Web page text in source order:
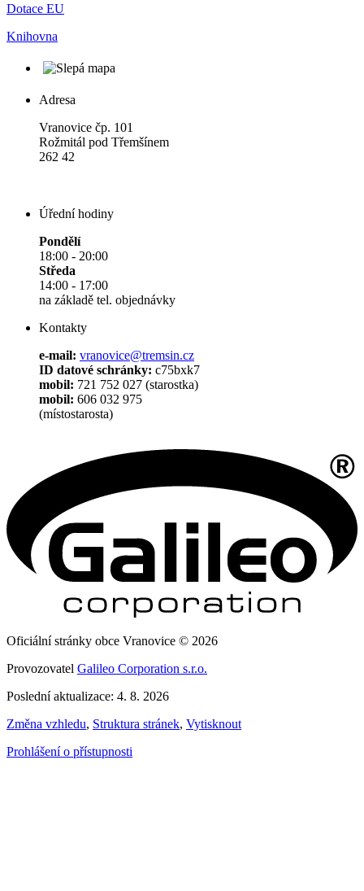
Dotace EU
Knihovna
Adresa
Vranovice čp. 101
Rožmitál pod Třemšínem
262 42
Úřední hodiny
Pondělí
18:00 - 20:00
Středa
14:00 - 17:00
na základě tel. objednávky
Kontakty
e-mail: vranovice@tremsin.cz
ID datové schránky: c75bxk7
mobil: 721 752 027 (starostka)
mobil: 606 032 975
(místostarosta)
Oficiální stránky obce Vranovice © 2026
Provozovatel Galileo Corporation s.r.o.
Poslední aktualizace: 4. 8. 2026
Změna vzhledu, Struktura stránek, Vytisknout
Prohlášení o přístupnosti